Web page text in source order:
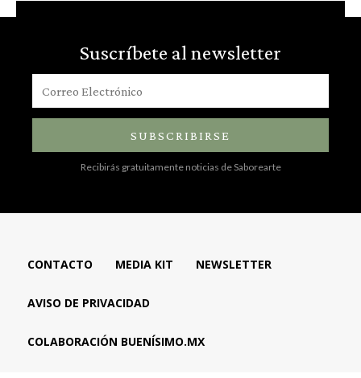
Suscríbete al newsletter
SUBSCRIBIRSE
Recibirás gratuitamente noticias de Saborearte
CONTACTO MEDIA KIT NEWSLETTER
AVISO DE PRIVACIDAD
COLABORACIÓN BUENÍSIMO.MX